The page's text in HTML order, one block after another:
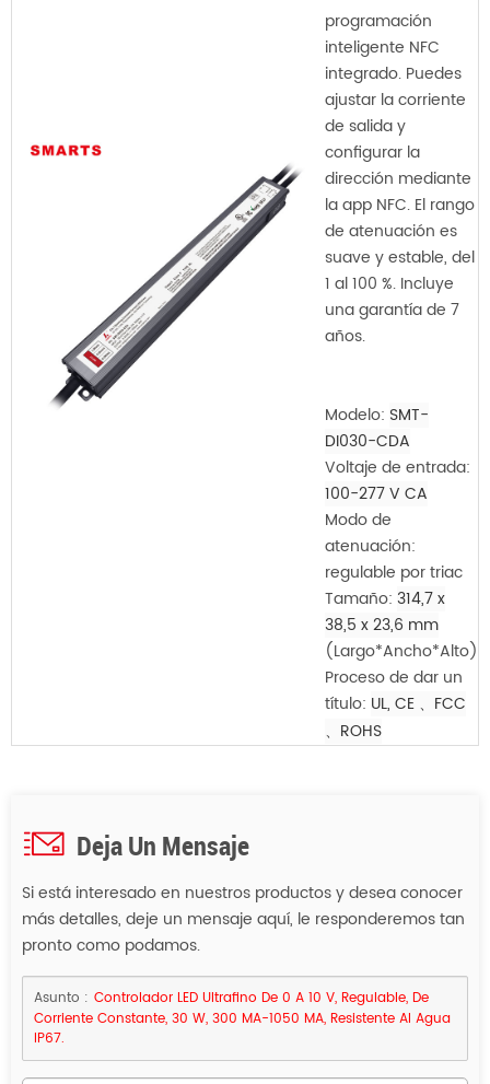
programación
inteligente NFC
integrado. Puedes
ajustar la corriente
de salida y
configurar la
dirección mediante
la app NFC. El rango
de atenuación es
suave y estable, del
1 al 100 %. Incluye
una garantía de 7
años.
Modelo: SMT-
DI030-CDA
Voltaje de entrada:
100-277 V CA
Modo de
atenuación:
regulable por triac
Tamaño: 314,7 x
38,5 x 23,6 mm
(Largo*Ancho*Alto)
Proceso de dar un
título: UL, CE 、FCC
、ROHS
Deja Un Mensaje
Si está interesado en nuestros productos y desea conocer
más detalles, deje un mensaje aquí, le responderemos tan
pronto como podamos.
Asunto : Controlador LED Ultrafino De 0 A 10 V, Regulable, De
Corriente Constante, 30 W, 300 MA-1050 MA, Resistente Al Agua
IP67.